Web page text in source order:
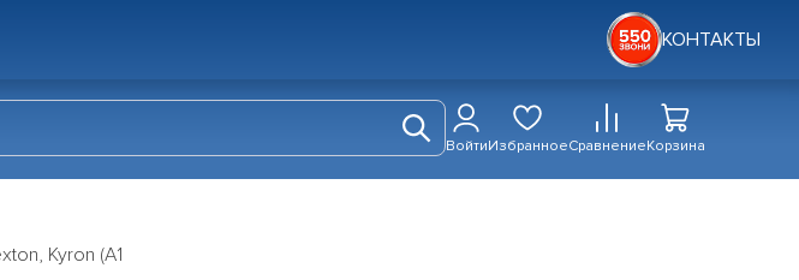
КОНТАКТЫ
ВойтиИзбранноеСравнениеКорзина
Kyron (A1